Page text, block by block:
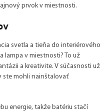
prvok v miestnosti.
svetla a tieňa do interiérového
lampa v miestnosti? To už
a kreativite. V súčasnosti už
ste mohli nainštalovať
energie, takže batériu stačí